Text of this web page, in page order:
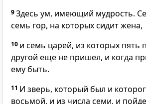
9Здесь ум, имеющий мудрость.
семь гор, на которых сидит жена,
10 и семь царей, из которых пять
другой еще не пришел, и когда
ему быть.
11 И зверь, который был и
восьмой, и из числа семи, и